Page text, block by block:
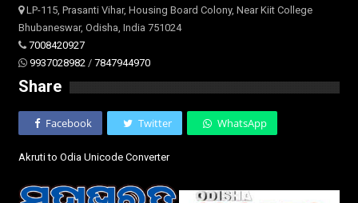
LP-115, Prasanti Vihar, Housing Board Colony, Near Kiit College
Bhubaneswar, Odisha, India 751024
7008420927
9937028982 / 7847944970
Share
Facebook Twitter WhatsApp
Akruti to Odia Unicode Converter